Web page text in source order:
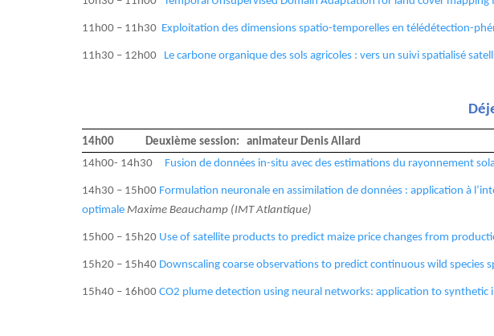
11h00 – 11h30 Exploitation des dimensions spatio-temporelles en télédétection-
11h30 – 12h00 Le carbone organique des sols agricoles : vers un suivi spatialisé
14h00 Deuxième session: animateur Denis Allard
14h00- 14h30 Fusion de données in-situ avec des estimations du rayonnement
14h30 – 15h00 Formulation neuronale en assimilation de données : application à
optimale Maxime Beauchamp (IMT Atlantique)
15h00 – 15h20 Use of satellite products to predict maize price changes from
15h20 – 15h40 Downscaling coarse observations to predict continuous wild species
15h40 – 16h00 CO2 plume detection using neural networks: application to synthetic